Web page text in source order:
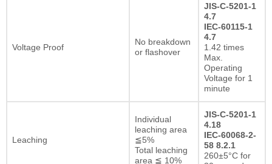
Voltage Proof
No breakdown
or flashover
JIS-C-5201-1
4.7
IEC-60115-1
4.7
1.42 times
Max.
Operating
Voltage for 1
minute
Leaching
Individual
leaching area
≦5%
Total leaching
area ≦ 10%
JIS-C-5201-1
4.18
IEC-60068-2-
58 8.2.1
260±5°C for